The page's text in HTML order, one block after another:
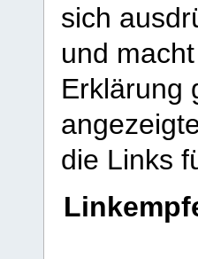
sich
und
Erklärung
die Links